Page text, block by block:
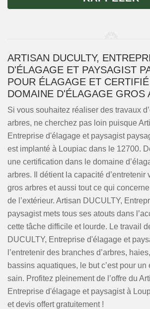
ARTISAN DUCULTY,
D'ÉLAGAGE ET PAYSAGIST
POUR ÉLAGAGE ET
DOMAINE D'ÉLAGAGE GROS
Si vous souhaitez réaliser des travaux
arbres, ne cherchez pas loin puisque
Entreprise d'élagage et paysagist
est implanté à Loupiac dans le 12700.
une certification dans le domaine
arbres. Il détient la capacité d’entretenir
gros arbres et aussi tout ce qui
de l’extérieur. Artisan DUCULTY,
paysagist mets tous ses atouts dans
cette tâche difficile et lourde. Le travail
DUCULTY, Entreprise d'élagage et
l’entretenir des branches d’arbres,
bassins aquatiques, le but c’est pour
sain. Profitez pleinement de l’offre du
Entreprise d'élagage et paysagist à
et devis offert gratuitement !